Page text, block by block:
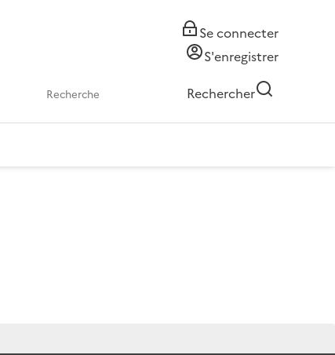
Se connecter
S'enregistrer
Rechercher